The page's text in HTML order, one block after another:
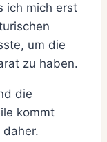
ich mich erst
um die
zu haben.
die
kommt